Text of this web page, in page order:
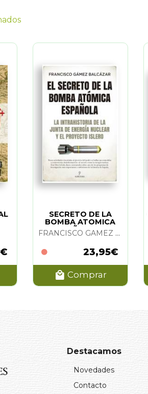
SECRETO DE LA
BOMBA ATOMICA
ESPAÑOLA. EL
FRANCISCO GAMEZ BALCAZAR
23,95€
Comprar
Destacamos
Novedades
Contacto